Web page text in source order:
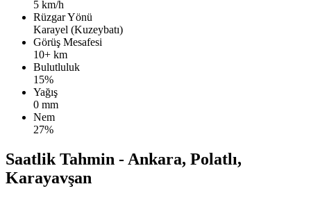
5 km/h
Rüzgar Yönü
Karayel (Kuzeybatı)
Görüş Mesafesi
10+ km
Bulutluluk
15%
Yağış
0 mm
Nem
27%
Saatlik Tahmin - Ankara, Polatlı,
Karayavşan